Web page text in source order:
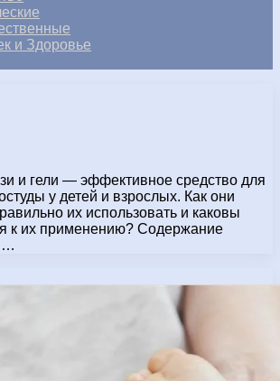
и Здоровье
и гели — эффективное средство для
у детей и взрослых. Как они
их использовать и каковы
к их применению? Содержание
…